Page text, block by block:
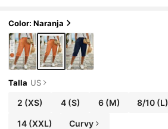
Color: Naranja
Talla US
2 (XS) 4(S) 6(M) 8/10 (L)
14(XXL) Curvy